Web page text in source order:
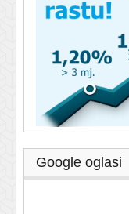
Google oglasi